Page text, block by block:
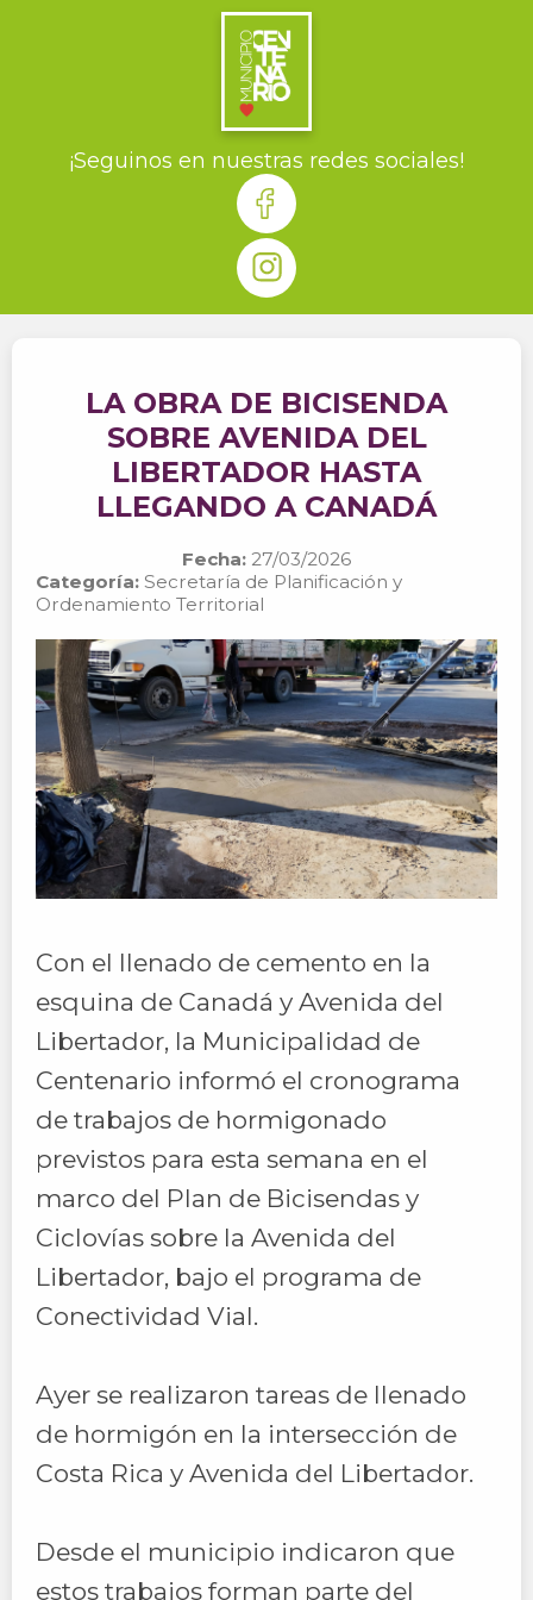
¡Seguinos en nuestras redes sociales!
LA OBRA DE BICISENDA
SOBRE AVENIDA DEL
LIBERTADOR HASTA
LLEGANDO A CANADÁ
Fecha: 27/03/2026
Categoría: Secretaría de Planificación y
Ordenamiento Territorial
Con el llenado de cemento en la
esquina de Canadá y Avenida del
Libertador, la Municipalidad de
Centenario informó el cronograma
de trabajos de hormigonado
previstos para esta semana en el
marco del Plan de Bicisendas y
Ciclovías sobre la Avenida del
Libertador, bajo el programa de
Conectividad Vial.
Ayer se realizaron tareas de llenado
de hormigón en la intersección de
Costa Rica y Avenida del Libertador.
Desde el municipio indicaron que
estos trabajos forman parte del